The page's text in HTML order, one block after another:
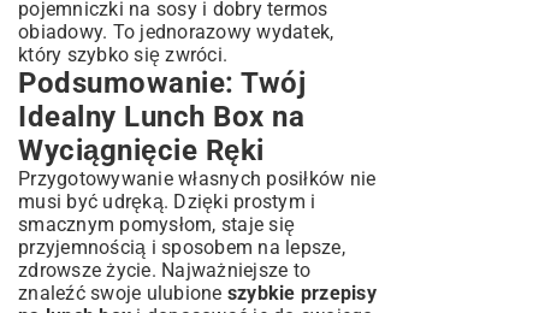
pojemniczki na sosy i dobry termos
obiadowy. To jednorazowy wydatek,
który szybko się zwróci.
Podsumowanie: Twój
Idealny Lunch Box na
Wyciągnięcie Ręki
Przygotowywanie własnych posiłków nie
musi być udręką. Dzięki prostym i
smacznym pomysłom, staje się
przyjemnością i sposobem na lepsze,
zdrowsze życie. Najważniejsze to
znaleźć swoje ulubione szybkie przepisy